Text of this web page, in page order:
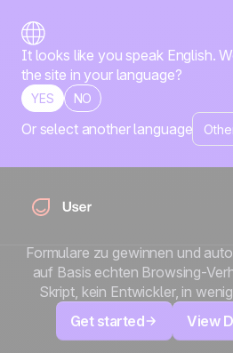
It looks like you speak English.
the site in your language?
YES NO
Or select another language
x
Ihre Squarespace-Site sieht
sie jetzt mehr leisten. Fügen Sie
Formulare zu gewinnen und
auf Basis echten Browsing-
Skript, kein Entwickler, in
Get started
View